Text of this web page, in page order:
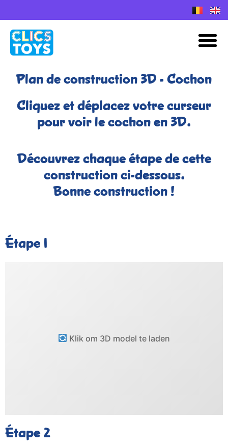
Plan de construction 3D - Cochon
Cliquez et déplacez votre curseur
pour voir le cochon en 3D.
Découvrez chaque étape de cette
construction ci-dessous.
Bonne construction !
Étape 1
Klik om 3D model te laden
Étape 2